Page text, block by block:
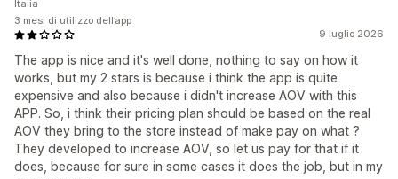
9 luglio 2026
The app is nice and it's well done, nothing to say on how it
works, but my 2 stars is because i think the app is quite
expensive and also because i didn't increase AOV with this
APP. So, i think their pricing plan should be based on the real
AOV they bring to the store instead of make pay on what ?
They developed to increase AOV, so let us pay for that if it
does, because for sure in some cases it does the job, but in my
Italia
3 mesi di utilizzo dell’app